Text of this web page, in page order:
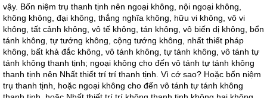
vậy. Bốn niệm trụ thanh tịnh nên ngoại không, nội ngoại không,
không không, đại không, thắng nghĩa không, hữu vi không, vô vi
không, tất cảnh không, vô tế không, tán không, vô biến dị không, bổn
tánh không, tự tướng không, cộng tướng không, nhất thiết pháp
không, bất khả đắc không, vô tánh không, tự tánh không, vô tánh tự
tánh không thanh tịnh; ngoại không cho đến vô tánh tự tánh không
thanh tịnh nên Nhất thiết trí trí thanh tịnh. Vì cớ sao? Hoặc bốn niệm
trụ thanh tịnh, hoặc ngoại không cho đến vô tánh tự tánh không